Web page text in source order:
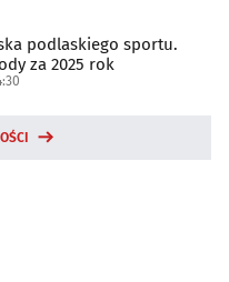
podlaskiego sportu.
za 2025 rok